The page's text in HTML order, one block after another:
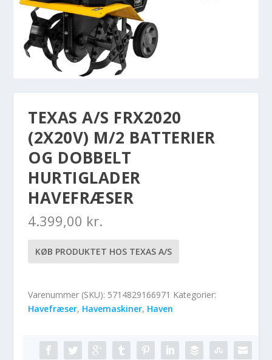
TEXAS A/S FRX2020
(2X20V) M/2 BATTERIER
OG DOBBELT
HURTIGLADER
HAVEFRÆSER
4.399,00 kr.
KØB PRODUKTET HOS TEXAS A/S
Varenummer (SKU): 5714829166971 Kategorier:
Havefræser, Havemaskiner, Haven